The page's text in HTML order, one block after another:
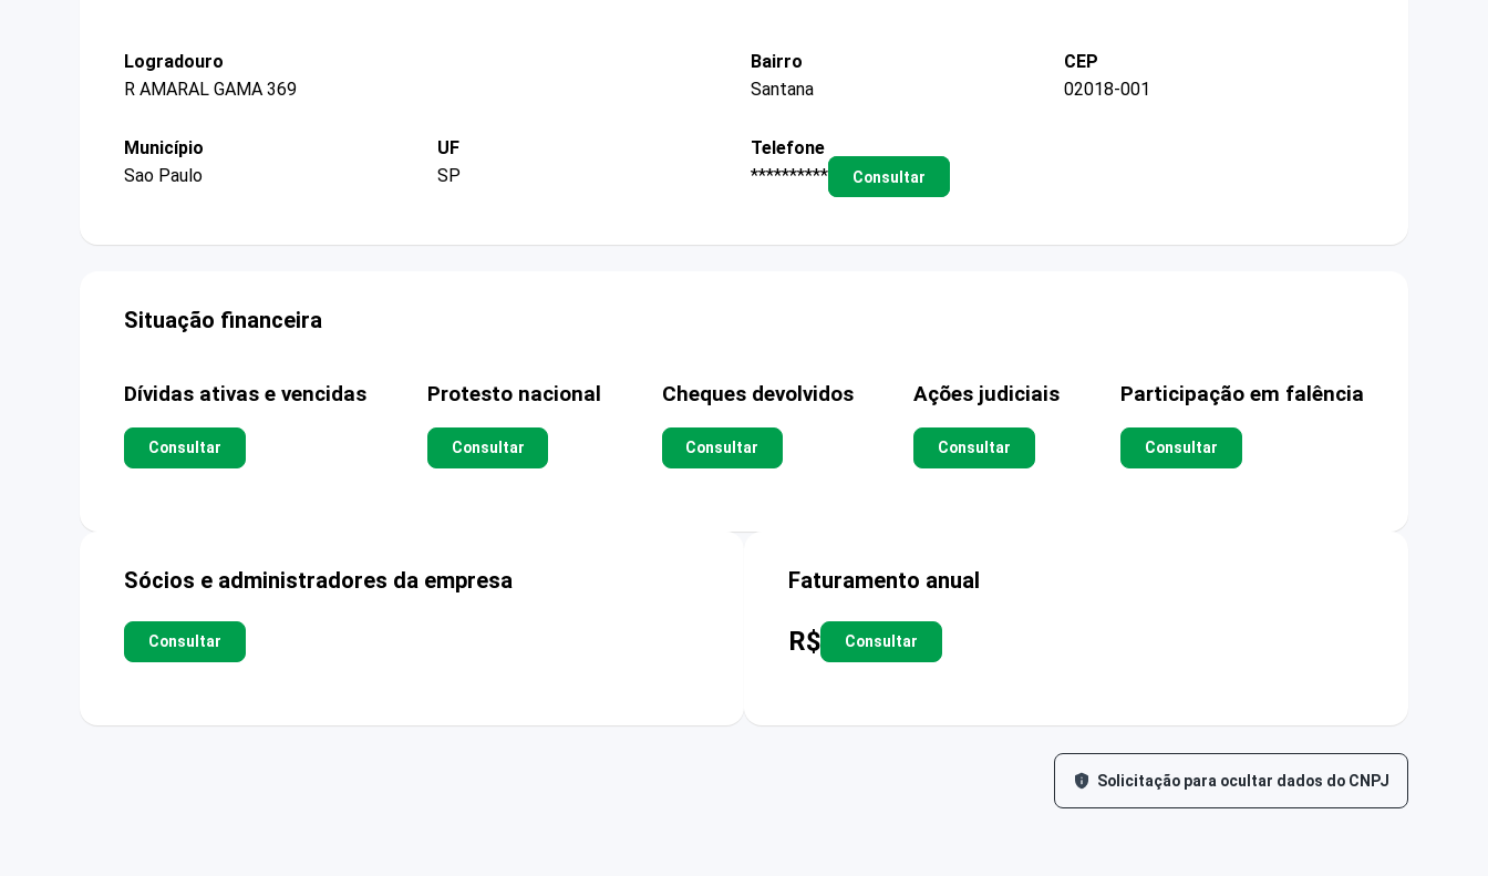
Logradouro
R AMARAL GAMA 369
Bairro
Santana
CEP
02018-001
Município
Sao Paulo
UF
SP
Telefone
**********
Consultar
Situação financeira
Dívidas ativas e vencidas
Consultar
Protesto nacional
Consultar
Cheques devolvidos
Consultar
Ações judiciais
Consultar
Participação em falência
Consultar
Sócios e administradores da empresa
Consultar
Faturamento anual
R$ Consultar
Solicitação para ocultar dados do CNPJ